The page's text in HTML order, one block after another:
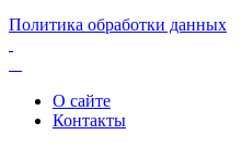
Политика обработки данных
О сайте
Контакты